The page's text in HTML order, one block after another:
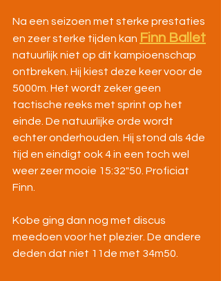
Na een seizoen met sterke prestaties
en zeer sterke tijden kan Finn Ballet
natuurlijk niet op dit kampioenschap
ontbreken. Hij kiest deze keer voor de
5000m. Het wordt zeker geen
tactische reeks met sprint op het
einde. De natuurlijke orde wordt
echter onderhouden. Hij stond als 4de
tijd en eindigt ook 4 in een toch wel
weer zeer mooie 15:32"50. Proficiat
Finn.
Kobe ging dan nog met discus
meedoen voor het plezier. De andere
deden dat niet 11de met 34m50.